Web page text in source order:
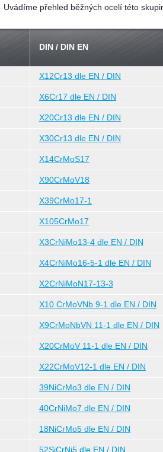
Uvádíme přehled běžných ocelí této
DIN / DIN EN
X12Cr13 dle EN / DIN
X6Cr17 dle EN / DIN
X20Cr13 dle EN / DIN
X30Cr13 dle EN / DIN
X14CrMoS17
X90CrMoV18
X39CrMo17-1
X105CrMo17
X3CrNiMo13-4 dle EN / DIN
X4CrNiMo16-5-1 dle EN / DIN
X2CrNiMoN17-13-3
X10 CrMoVNb 9-1 dle EN / DIN
X9CrMoNbVN 11-1 dle EN / DIN
X20CrMoV 11-1 dle EN / DIN
X22CrMoV12-1 dle EN / DIN
39NiCrMo3 dle EN / DIN
40CrNiMo7 dle EN / DIN
18NiCrMo5 dle EN / DIN
52SiCrNi5 dle EN / DIN